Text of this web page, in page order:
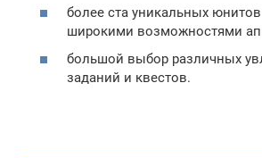
более ста уникальных
широкими возможностями
большой выбор различных
заданий и квестов.